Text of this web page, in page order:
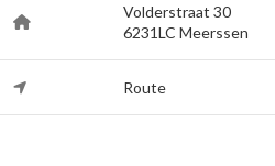
Volderstraat 30
6231LC Meerssen
Route